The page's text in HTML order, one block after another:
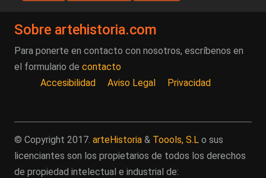
Sobre artehistoria.com
Para ponerte en contacto con nosotros, escríbenos en
el formulario de contacto
Accesibilidad
Aviso Legal Privacidad
© Copyright 2017. arteHistoria & Toools, S.L o sus
licenciantes son los propietarios de todos los derechos
de propiedad intelectual e industrial de: